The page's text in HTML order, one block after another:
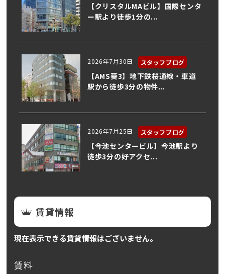
【クリスタルMAビル】国際センタ
ー駅より徒歩1分の...
2026年7月30日 スタッフブログ
【AMS葵3】地下鉄桜通線・車道
駅から徒歩3分の物件...
2026年7月25日 スタッフブログ
【今池センタービル】今池駅より
徒歩3分の好アクセ...
賃貸情報
現在表示できる賃貸情報はございません。
賃料